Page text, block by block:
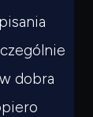
dobra